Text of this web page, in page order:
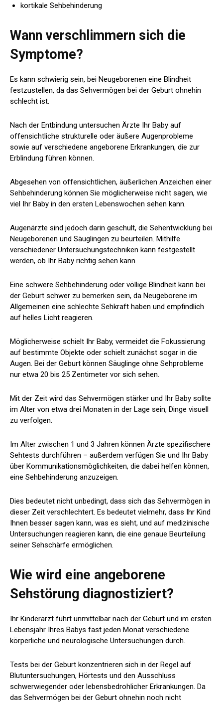
kortikale Sehbehinderung
Wann verschlimmern sich die
Symptome?
Es kann schwierig sein, bei Neugeborenen eine Blindheit
festzustellen, da das Sehvermögen bei der Geburt ohnehin
schlecht ist.
Nach der Entbindung untersuchen Ärzte Ihr Baby auf
offensichtliche strukturelle oder äußere Augenprobleme
sowie auf verschiedene angeborene Erkrankungen, die zur
Erblindung führen können.
Abgesehen von offensichtlichen, äußerlichen Anzeichen einer
Sehbehinderung können Sie möglicherweise nicht sagen, wie
viel Ihr Baby in den ersten Lebenswochen sehen kann.
Augenärzte sind jedoch darin geschult, die Sehentwicklung bei
Neugeborenen und Säuglingen zu beurteilen. Mithilfe
verschiedener Untersuchungstechniken kann festgestellt
werden, ob Ihr Baby richtig sehen kann.
Eine schwere Sehbehinderung oder völlige Blindheit kann bei
der Geburt schwer zu bemerken sein, da Neugeborene im
Allgemeinen eine schlechte Sehkraft haben und empfindlich
auf helles Licht reagieren.
Möglicherweise schielt Ihr Baby, vermeidet die Fokussierung
auf bestimmte Objekte oder schielt zunächst sogar in die
Augen. Bei der Geburt können Säuglinge ohne Sehprobleme
nur etwa 20 bis 25 Zentimeter vor sich sehen.
Mit der Zeit wird das Sehvermögen stärker und Ihr Baby sollte
im Alter von etwa drei Monaten in der Lage sein, Dinge visuell
zu verfolgen.
Im Alter zwischen 1 und 3 Jahren können Ärzte spezifischere
Sehtests durchführen – außerdem verfügen Sie und Ihr Baby
über Kommunikationsmöglichkeiten, die dabei helfen können,
eine Sehbehinderung anzuzeigen.
Dies bedeutet nicht unbedingt, dass sich das Sehvermögen in
dieser Zeit verschlechtert. Es bedeutet vielmehr, dass Ihr Kind
Ihnen besser sagen kann, was es sieht, und auf medizinische
Untersuchungen reagieren kann, die eine genaue Beurteilung
seiner Sehschärfe ermöglichen.
Wie wird eine angeborene
Sehstörung diagnostiziert?
Ihr Kinderarzt führt unmittelbar nach der Geburt und im ersten
Lebensjahr Ihres Babys fast jeden Monat verschiedene
körperliche und neurologische Untersuchungen durch.
Tests bei der Geburt konzentrieren sich in der Regel auf
Blutuntersuchungen, Hörtests und den Ausschluss
schwerwiegender oder lebensbedrohlicher Erkrankungen. Da
das Sehvermögen bei der Geburt ohnehin noch nicht